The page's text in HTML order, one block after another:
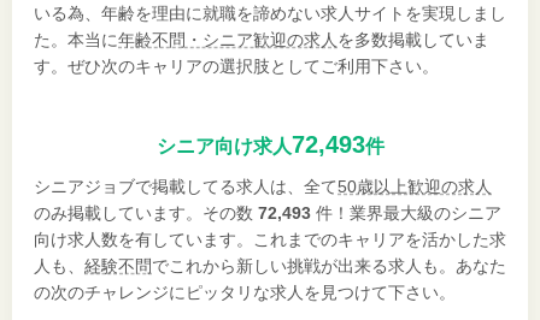
いる為、年齢を理由に就職を諦めない求人サイトを実現しまし
た。本当に年齢不問・シニア歓迎の求人 を多数掲載していま
す。ぜひ次のキャリアの選択肢としてご利用下さい。
シニア向け求人72,493件
シニアジョブで掲載してる求人は、全て50歳以上歓迎の求人
のみ掲載しています。その数 72,493 件！業界最大級のシニア
向け求人数を有しています。これまでのキャリアを活かした求
人も、 経験不問でこれから新しい挑戦が出来る求人も。あなた
の次のチャレンジにピッタリな求人を見つけて下さい。